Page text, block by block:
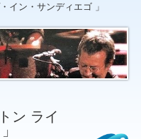
イン・サンディエゴ 」
ン ライ